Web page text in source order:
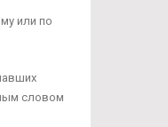
или по
словом